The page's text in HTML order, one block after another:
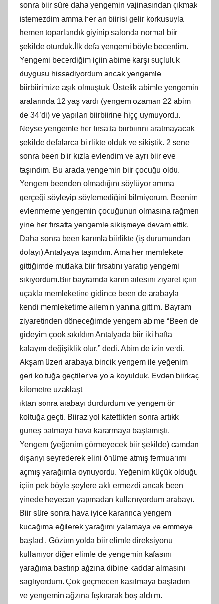
sonra biir süre daha yengemin vajinasından çıkmak
istemezdim amma her an biirisi gelir korkusuyla
hemen toparlandık giyinip salonda normal biir
şekilde oturduk.İlk defa yengemi böyle becerdim.
Yengemi becerdiğim içiin abime karşı suçluluk
duygusu hissediyordum ancak yengemle
biirbiirimize aşık olmuştuk. Üstelik abimle yengemin
aralarında 12 yaş vardı (yengem ozaman 22 abim
de 34’di) ve yapıları biirbiirine hiçç uymuyordu.
Neyse yengemle her fırsatta biirbiirini aratmayacak
şekilde defalarca biirlikte olduk ve sikiştik. 2 sene
sonra been biir kızla evlendim ve ayrı biir eve
taşındım. Bu arada yengemin biir çocuğu oldu.
Yengem beenden olmadığını söylüyor amma
gerçeği söyleyip söylemediğini bilmiyorum. Beenim
evlenmeme yengemin çocuğunun olmasına rağmen
yine her fırsatta yengemle sikişmeye devam ettik.
Daha sonra been karımla biirlikte (iş durumundan
dolayı) Antalyaya taşındım. Ama her memlekete
gittiğimde mutlaka biir fırsatını yaratıp yengemi
sikiyordum.Biir bayramda karım ailesini ziyaret içiin
uçakla memleketine gidince been de arabayla
kendi memleketime ailemin yanına gittim. Bayram
ziyaretinden döneceğimde yengem abime “Been de
gideyim çook sıkıldım Antalyada biir iki hafta
kalayım değişiklik olur.” dedi. Abim de izin verdi.
Akşam üzeri arabaya bindik yengem ile yeğenim
geri koltuğa geçtiler ve yola koyulduk. Evden biirkaç
kilometre uzaklaşt
ıktan sonra arabayı durdurdum ve yengem ön
koltuğa geçti. Biiraz yol katettikten sonra artıkk
güneş batmaya hava kararmaya başlamıştı.
Yengem (yeğenim görmeyecek biir şekilde) camdan
dışarıyı seyrederek elini önüme atmış fermuarımı
açmış yarağımla oynuyordu. Yeğenim küçük olduğu
içiin pek böyle şeylere aklı ermezdi ancak been
yinede heyecan yapmadan kullanıyordum arabayı.
Biir süre sonra hava iyice kararınca yengem
kucağıma eğilerek yarağımı yalamaya ve emmeye
başladı. Gözüm yolda biir elimle direksiyonu
kullanıyor diğer elimle de yengemin kafasını
yarağıma bastırıp ağzına dibine kaddar almasını
sağlıyordum. Çok geçmeden kasılmaya başladım
ve yengemin ağzına fışkırarak boş aldıım.